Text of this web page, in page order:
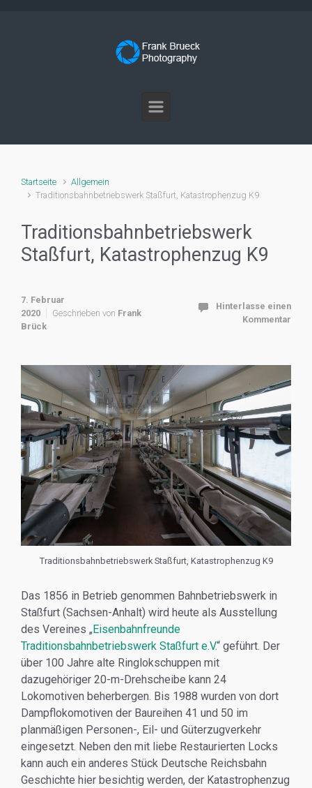
Startseite
Allgemein
Traditionsbahnbetriebswerk Staßfurt, Katastrophenzug K9
Traditionsbahnbetriebswerk
Staßfurt, Katastrophenzug K9
7. Februar
2020
Geschrieben von Frank
Brück
Hinterlasse einen
Kommentar
Traditionsbahnbetriebswerk Staßfurt, Katastrophenzug K9
Das 1856 in Betrieb genommen Bahnbetriebswerk in
Staßfurt (Sachsen-Anhalt) wird heute als Ausstellung
des Vereines „ Eisenbahnfreunde
Traditionsbahnbetriebswerk Staßfurt e.V.“ geführt. Der
über 100 Jahre alte Ringlokschuppen mit
dazugehöriger 20-m-Drehscheibe kann 24
Lokomotiven beherbergen. Bis 1988 wurden von dort
Dampflokomotiven der Baureihen 41 und 50 im
planmäßigen Personen-, Eil- und Güterzugverkehr
eingesetzt. Neben den mit liebe Restaurierten Locks
kann auch ein anderes Stück Deutsche Reichsbahn
Geschichte hier besichtig werden, der Katastrophenzug